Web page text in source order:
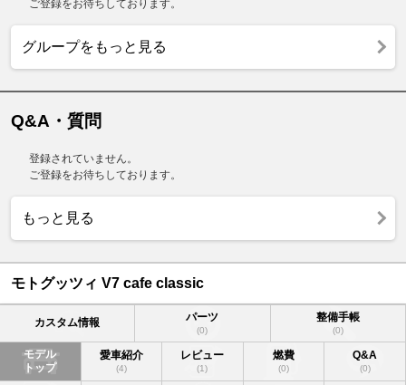
ご登録をお待ちしております。
グループをもっと見る
Q&A・質問
登録されていません。
ご登録をお待ちしております。
もっと見る
モトグッツィ V7 cafe classic
カスタム情報 パーツ
(0)
整備手帳
(0)
モデル
トップ
愛車紹介
(4)
レビュー
(1)
燃費
(0)
Q&A
(0)